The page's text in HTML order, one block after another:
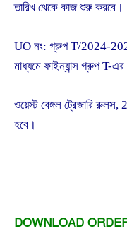
তারিখ থেকে কাজ শুরু করবে।
UO নং: গ্রুপ T/2024-
মাধ্যমে ফাইন্যান্স গ্রুপ T-
ওয়েস্ট বেঙ্গল ট্রেজারি
হবে।
DOWNLOAD